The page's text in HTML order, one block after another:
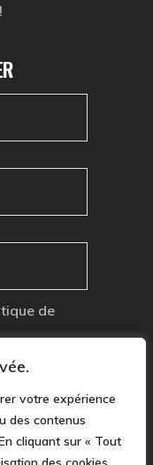
votre expérience
des contenus
cliquant sur « Tout
de